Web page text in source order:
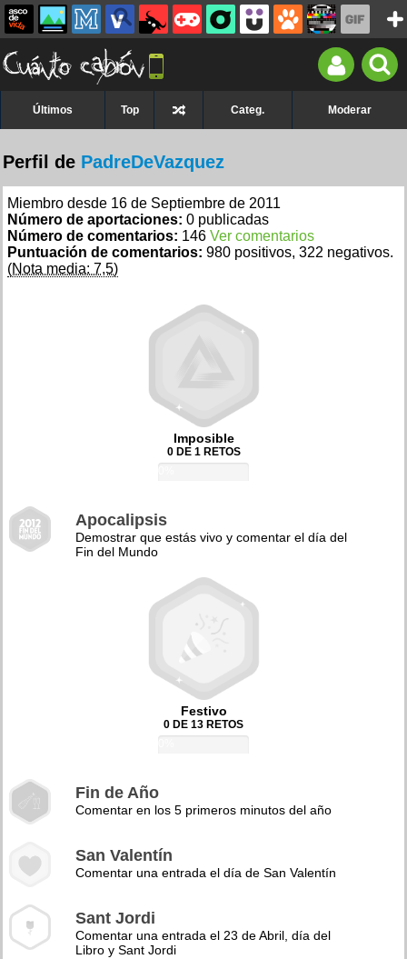
Últimos Top Categ. Moderar
Perfil de PadreDeVazquez
Miembro desde 16 de Septiembre de 2011
Número de aportaciones: 0 publicadas
Número de comentarios: 146 Ver comentarios
Puntuación de comentarios: 980 positivos, 322 negativos.
(Nota media: 7,5)
Imposible
0 DE 1 RETOS
Apocalipsis
Demostrar que estás vivo y comentar el día del
Fin del Mundo
Festivo
0 DE 13 RETOS
Fin de Año
Comentar en los 5 primeros minutos del año
San Valentín
Comentar una entrada el día de San Valentín
Sant Jordi
Comentar una entrada el 23 de Abril, día del
Libro y Sant Jordi